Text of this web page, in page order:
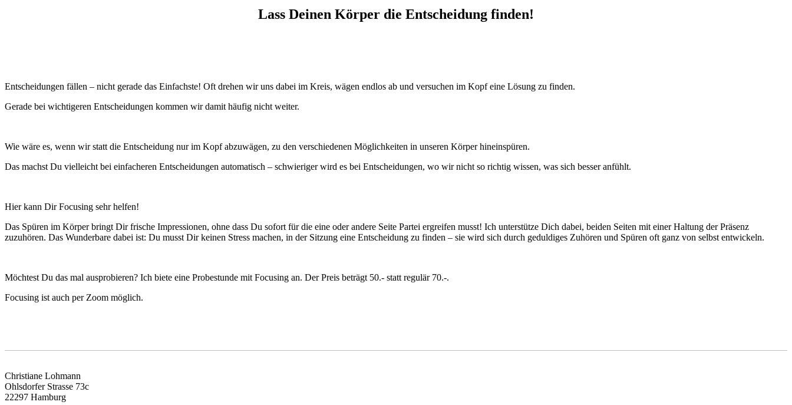
Lass Deinen Körper die Entscheidung finden!
Entscheidungen fällen – nicht gerade das Einfachste! Oft drehen wir uns dabei im Kreis, wägen endlos ab und versuchen im Kopf eine Lösung zu finden.
Gerade bei wichtigeren Entscheidungen kommen wir damit häufig nicht weiter.
Wie wäre es, wenn wir statt die Entscheidung nur im Kopf abzuwägen, zu den verschiedenen Möglichkeiten in unseren Körper hineinspüren.
Das machst Du vielleicht bei einfacheren Entscheidungen automatisch – schwieriger wird es bei Entscheidungen, wo wir nicht so richtig wissen, was sich besser anfühlt.
Hier kann Dir Focusing sehr helfen!
Das Spüren im Körper bringt Dir frische Impressionen, ohne dass Du sofort für die eine oder andere Seite Partei ergreifen musst! Ich unterstütze Dich dabei, beiden Seiten mit einer Haltung der Präsenz
zuzuhören. Das Wunderbare dabei ist: Du musst Dir keinen Stress machen, in der Sitzung eine Entscheidung zu finden – sie wird sich durch geduldiges Zuhören und Spüren oft ganz von selbst entwickeln.
Möchtest Du das mal ausprobieren? Ich biete eine Probestunde mit Focusing an. Der Preis beträgt 50.- statt regulär 70.-.
Focusing ist auch per Zoom möglich.
Christiane Lohmann
Ohlsdorfer Strasse 73c
22297 Hamburg